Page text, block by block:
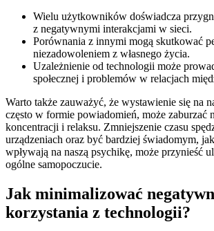
Wielu użytkowników doświadcza
z negatywnymi interakcjami w sieci.
Porównania z innymi mogą skutkować
niezadowoleniem z własnego życia.
Uzależnienie od technologii może
społecznej i problemów w relacjach
Warto także zauważyć, że wystawienie się na
często w formie powiadomień, może zaburzać
koncentracji i relaksu. Zmniejszenie czasu
urządzeniach oraz być bardziej świadomym,
wpływają na naszą psychikę, może przynieść
ogólne samopoczucie.
Jak minimalizować
korzystania z technologii?